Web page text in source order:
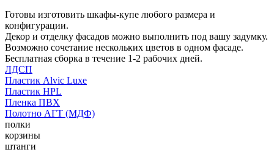
Готовы изготовить шкафы-купе любого размера и
конфигурации.
Декор и отделку фасадов можно выполнить под вашу задумку.
Возможно сочетание нескольких цветов в одном фасаде.
Бесплатная сборка в течение 1-2 рабочих дней.
ЛДСП
Пластик Alvic Luxe
Пластик HPL
Пленка ПВХ
Полотно АГТ (МДФ)
полки
корзины
штанги